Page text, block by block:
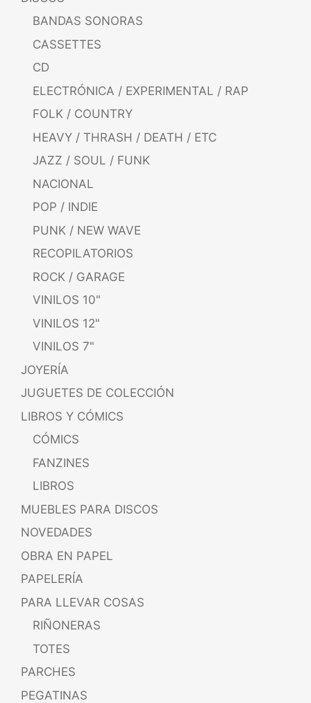
BANDAS SONORAS
CASSETTES
CD
ELECTRÓNICA / EXPERIMENTAL / RAP
FOLK / COUNTRY
HEAVY / THRASH / DEATH / ETC
JAZZ / SOUL / FUNK
NACIONAL
POP / INDIE
PUNK / NEW WAVE
RECOPILATORIOS
ROCK / GARAGE
VINILOS 10"
VINILOS 12"
VINILOS 7"
JOYERÍA
JUGUETES DE COLECCIÓN
LIBROS Y CÓMICS
CÓMICS
FANZINES
LIBROS
MUEBLES PARA DISCOS
NOVEDADES
OBRA EN PAPEL
PAPELERÍA
PARA LLEVAR COSAS
RIÑONERAS
TOTES
PARCHES
PEGATINAS